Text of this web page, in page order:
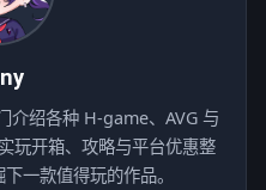
介绍各种 H-game、AVG 与
玩开箱、攻略与平台优惠整
一款值得玩的作品。